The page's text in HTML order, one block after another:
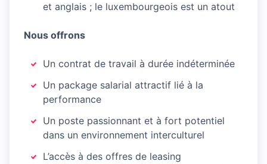
et anglais ; le luxembourgeois est un atout
Nous offrons
Un contrat de travail à durée indéterminée
Un package salarial attractif lié à la
performance
Un poste passionnant et à fort potentiel
dans un environnement interculturel
L’accès à des offres de leasing